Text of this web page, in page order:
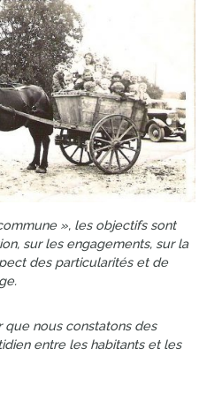
», les objectifs sont
sur les engagements, sur la
des particularités et de
que nous constatons des
entre les habitants et les